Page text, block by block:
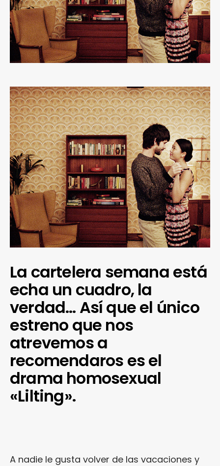
La cartelera semana está
echa un cuadro, la
verdad… Así que el único
estreno que nos
atrevemos a
recomendaros es el
drama homosexual
«Lilting».
A nadie le gusta volver de las vacaciones y